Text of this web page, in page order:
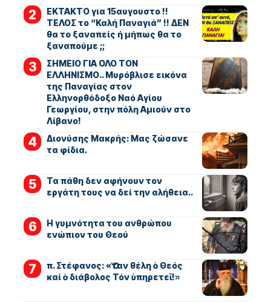
ΕΚΤΑΚΤΟ για 15αυγουστο !!
ΤΕΛΟΣ το “Καλή Παναγιά” !! ΔΕΝ
θα το ξαναπείς ή μήπως θα το
ξαναπούμε ;;
ΣΗΜΕΙΟ ΓΙΑ ΟΛΟ ΤΟΝ
ΕΛΛΗΝΙΣΜΟ.. Μυρόβλισε εικόνα
της Παναγίας στον
Ελληνορθόδοξο Ναό Αγίου
Γεωργίου, στην πόλη Αμιούν στο
Λίβανο!
Διονύσης Μακρής: Μας ζώσανε
τα φίδια.
Τα πάθη δεν αφήνουν τον
εργάτη τους να δεί την αλήθεια..
Η γυμνότητα του ανθρώπου
ενώπιον του Θεού
π. Στέφανος: «Ὅταν θέλη ὁ Θεός
καί ὁ διάβολος Τόν ὑπηρετεῖ!»